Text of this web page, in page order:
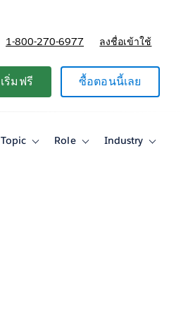
1-800-270-6977 ลงชื่อเข้าใช้
เริ่มฟรี ซื้อตอนนี้เลย
Topic
ToggleRole
ToggleIndustry
Toggle